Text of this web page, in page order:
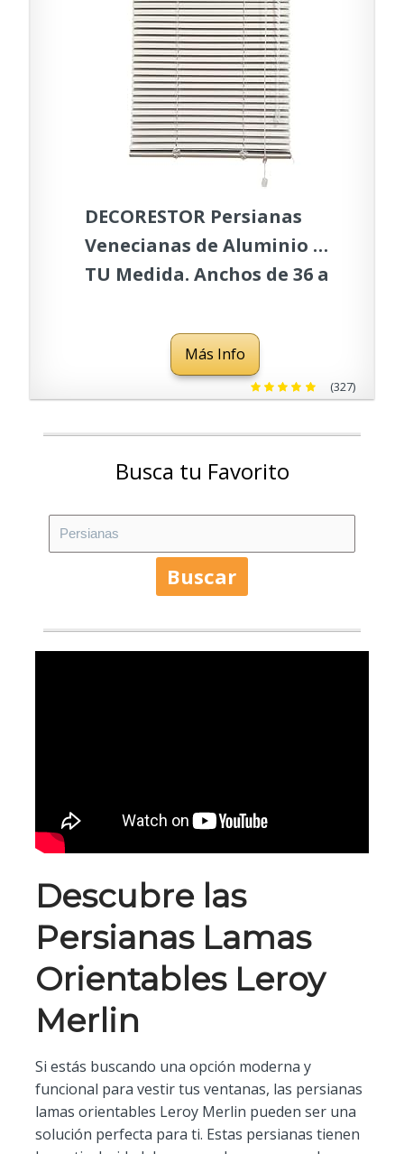
DECORESTOR Persianas
Venecianas de Aluminio A
TU Medida. Anchos de 36 a
Venecianas Aluminio,
Cortinas venecianas
Más Info
(327)
Busca tu Favorito
Buscar
Descubre las
Persianas Lamas
Orientables Leroy
Merlin
Si estás buscando una opción moderna y
funcional para vestir tus ventanas, las persianas
lamas orientables Leroy Merlin pueden ser una
solución perfecta para ti. Estas persianas tienen